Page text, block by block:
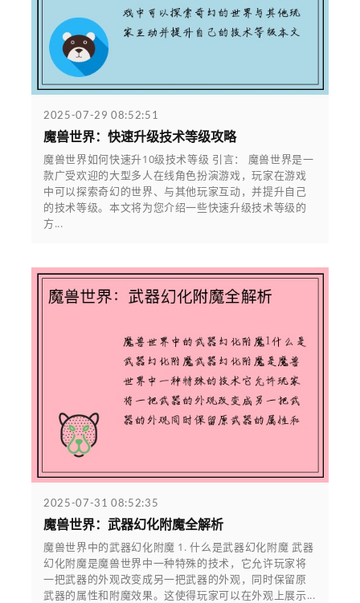
2025-07-29 08:52:51
魔兽世界：快速升级技术等级攻略
魔兽世界如何快速升10级技术等级 引言： 魔兽世界是一
款广受欢迎的大型多人在线角色扮演游戏，玩家在游戏
中可以探索奇幻的世界、与其他玩家互动，并提升自己
的技术等级。本文将为您介绍一些快速升级技术等级的
方...
2025-07-31 08:52:35
魔兽世界：武器幻化附魔全解析
魔兽世界中的武器幻化附魔 1. 什么是武器幻化附魔 武器
幻化附魔是魔兽世界中一种特殊的技术，它允许玩家将
一把武器的外观改变成另一把武器的外观，同时保留原
武器的属性和附魔效果。这使得玩家可以在外观上展示...